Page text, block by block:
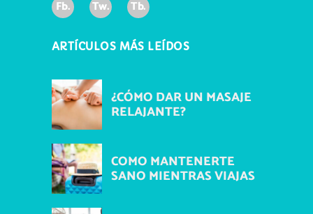
Fb. Tw. Tb.
ARTÍCULOS MÁS LEÍDOS
¿CÓMO DAR UN MASAJE
RELAJANTE?
COMO MANTENERTE
SANO MIENTRAS VIAJAS